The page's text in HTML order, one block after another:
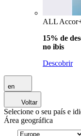
ALL
15% de
no ibis
Descobrir
en
Voltar
Selecione o seu país e
Área geográfica